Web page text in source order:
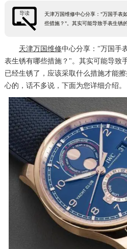
导读
天津万国维修中心分享："万国手表
些措施？"。其实可能导致手表生锈
天津万国维修中心分享："万国手
表生锈有哪些措施？"。其实可能导致
已经生锈了，应该采取什么措施才能
心的，话不多说，下面为您详细介绍。